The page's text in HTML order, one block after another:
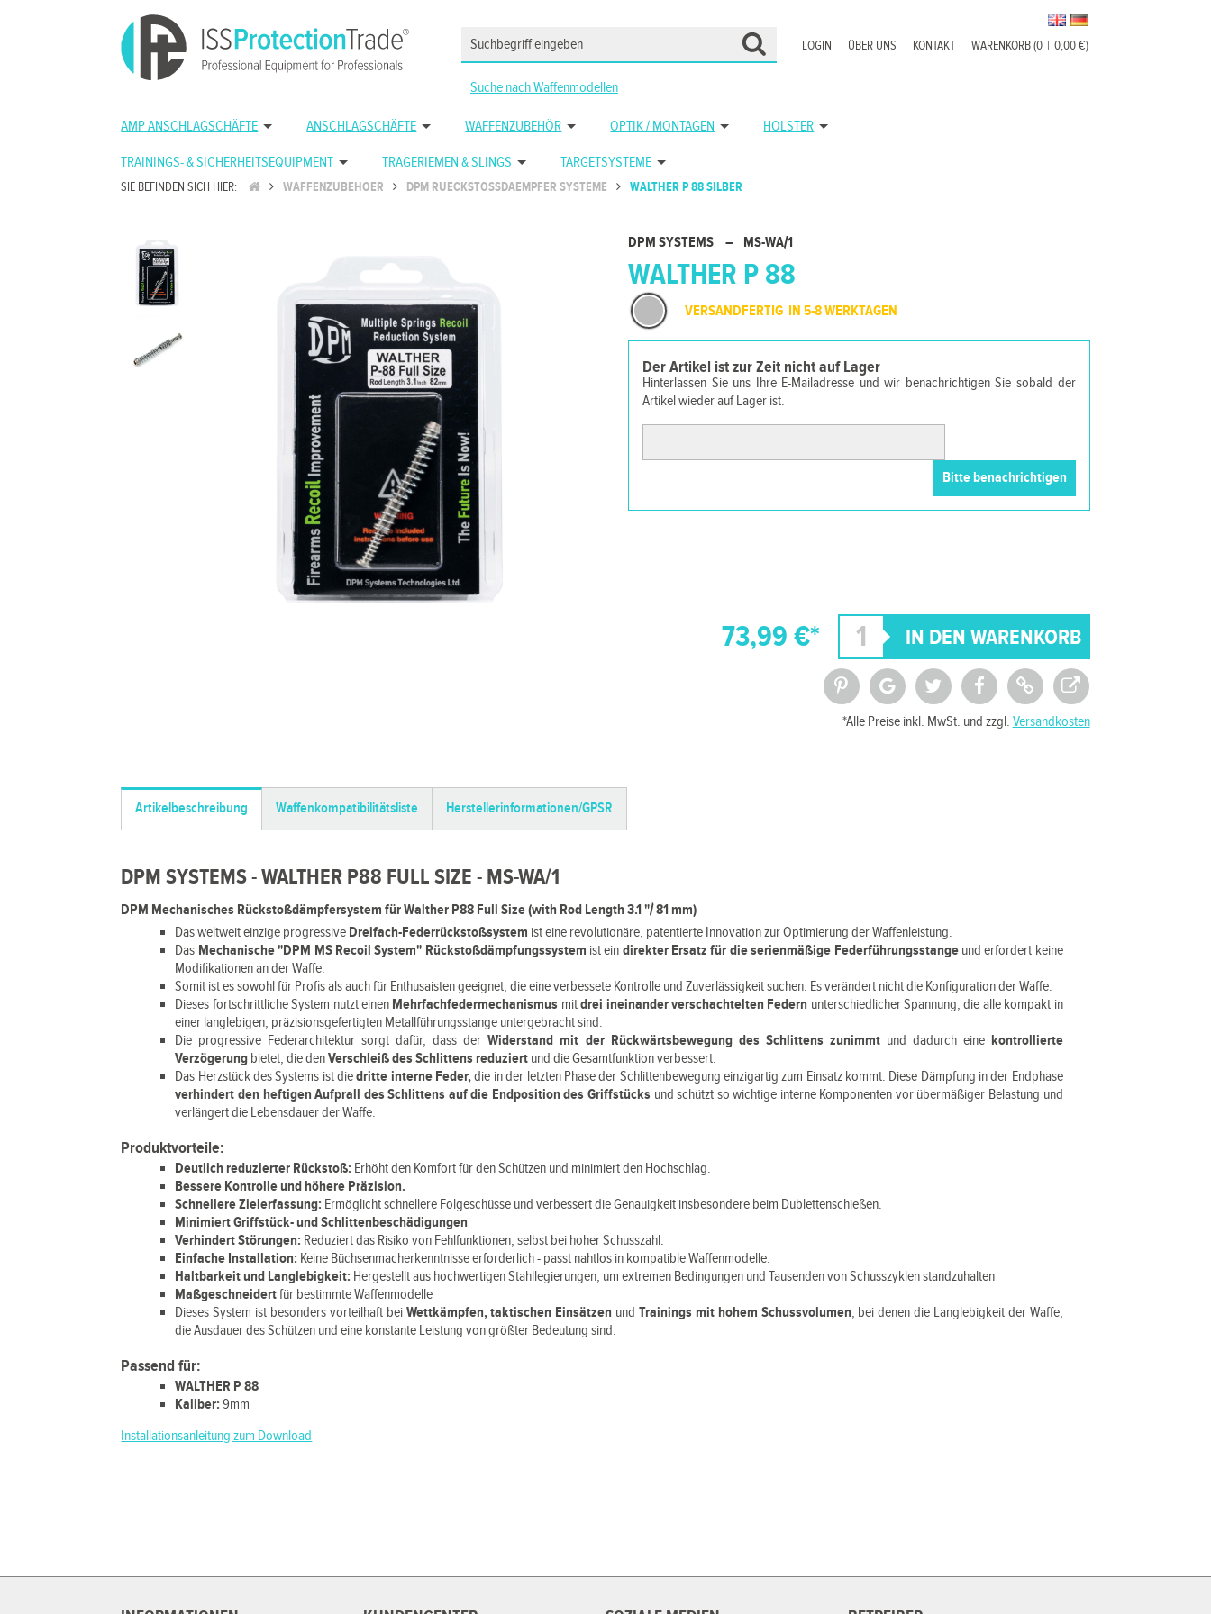
WARENKORB (0 | 0,00 €)
KONTAKT
ÜBER UNS
LOGIN
Suche nach Waffenmodellen
AMP ANSCHLAGSCHÄFTE ANSCHLAGSCHÄFTE WAFFENZUBEHÖR OPTIK / MONTAGEN HOLSTER
TRAININGS- & SICHERHEITSEQUIPMENT TRAGERIEMEN & SLINGS TARGETSYSTEME
SIE BEFINDEN SICH HIER: WAFFENZUBEHOER DPM RUECKSTOSSDAEMPFER SYSTEME WALTHER P 88 SILBER
DPM SYSTEMS – MS-WA/1
WALTHER P 88
VERSANDFERTIG IN 5-8 WERKTAGEN
Der Artikel ist zur Zeit nicht auf Lager
Hinterlassen Sie uns Ihre E-Mailadresse und wir benachrichtigen Sie sobald der
Artikel wieder auf Lager ist.
73,99 €*
*Alle Preise inkl. MwSt. und zzgl. Versandkosten
Artikelbeschreibung Waffenkompatibilitätsliste Herstellerinformationen/GPSR
DPM SYSTEMS - WALTHER P88 FULL SIZE - MS-WA/1
DPM Mechanisches Rückstoßdämpfersystem für Walther P88 Full Size (with Rod Length 3.1 "/ 81 mm)
Das weltweit einzige progressive Dreifach-Federrückstoßsystem ist eine revolutionäre, patentierte Innovation zur Optimierung der Waffenleistung.
Das Mechanische "DPM MS Recoil System" Rückstoßdämpfungssystem ist ein direkter Ersatz für die serienmäßige Federführungsstangeund erfordert keine
Modifikationen an der Waffe.
Somit ist es sowohl für Profis als auch für Enthusaisten geeignet, die eine verbessete Kontrolle und Zuverlässigkeit suchen. Es verändert nicht die Konfiguration der Waffe.
Dieses fortschrittliche System nutzt einen Mehrfachfedermechanismus mitdrei ineinander verschachtelten Federn unterschiedlicher Spannung, die alle kompakt in
einer langlebigen, präzisionsgefertigten Metallführungsstange untergebracht sind.
Die progressive Federarchitektur sorgt dafür, dass derWiderstand mit der Rückwärtsbewegung des Schlittens zunimmtund dadurch eine kontrollierte
Verzögerung bietet, die denVerschleiß des Schlittens reduziert und die Gesamtfunktion verbessert.
Das Herzstück des Systems ist diedritte interne Feder,die in der letzten Phase der Schlittenbewegung einzigartig zum Einsatz kommt. Diese Dämpfung in der Endphase
verhindert den heftigen Aufprall des Schlittens auf die Endposition des Griffstücks und schützt so wichtige interne Komponenten vor übermäßiger Belastung und
verlängert die Lebensdauer der Waffe.
Produktvorteile:
Deutlich reduzierter Rückstoß: Erhöht den Komfort für den Schützen und minimiert den Hochschlag.
Bessere Kontrolle und höhere Präzision.
Schnellere Zielerfassung: Ermöglicht schnellere Folgeschüsse und verbessert die Genauigkeit insbesondere beim Dublettenschießen.
Minimiert Griffstück- und Schlittenbeschädigungen
Verhindert Störungen: Reduziert das Risiko von Fehlfunktionen, selbst bei hoher Schusszahl.
Einfache Installation: Keine Büchsenmacherkenntnisse erforderlich - passt nahtlos in kompatible Waffenmodelle.
Haltbarkeit und Langlebigkeit: Hergestellt aus hochwertigen Stahllegierungen, um extremen Bedingungen und Tausenden von Schusszyklen standzuhalten
Maßgeschneidertfür bestimmte Waffenmodelle
Dieses System ist besonders vorteilhaft bei Wettkämpfen, taktischen Einsätzen und Trainings mit hohem Schussvolumen, bei denen die Langlebigkeit der Waffe,
die Ausdauer des Schützen und eine konstante Leistung von größter Bedeutung sind.
Passend für:
WALTHER P 88
Kaliber: 9mm
Installationsanleitung zum Download